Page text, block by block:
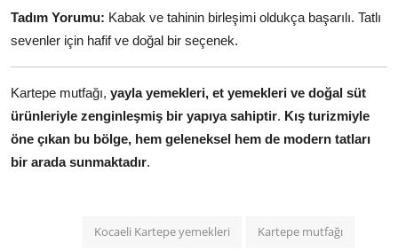
Tadım Yorumu: Kabak ve tahinin birleşimi oldukça başarılı. Tatlı
sevenler için hafif ve doğal bir seçenek.
Kartepe mutfağı, yayla yemekleri, et yemekleri ve doğal süt
ürünleriyle zenginleşmiş bir yapıya sahiptir. Kış turizmiyle
öne çıkan bu bölge, hem geleneksel hem de modern tatları
bir arada sunmaktadır.
Kocaeli Kartepe yemekleri Kartepe mutfağı